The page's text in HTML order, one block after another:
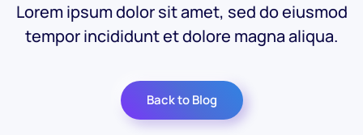
Lorem ipsum dolor sit amet, sed do eiusmod
tempor incididunt et dolore magna aliqua.
Back to Blog